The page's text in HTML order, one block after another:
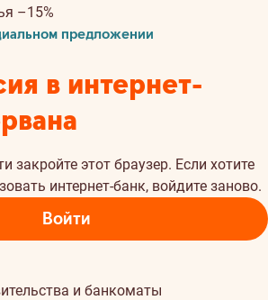
–15%
предложении
в интернет-
закройте этот браузер. Если хотите
интернет-банк, войдите заново.
Войти
и банкоматы